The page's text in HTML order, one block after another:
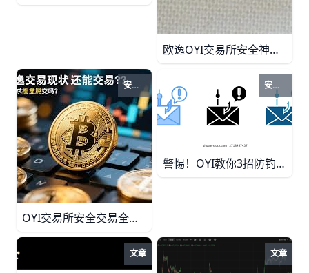
欧逸OYI交易所安全神器！3招防盗保账户 欧逸OYI交易所安全提示：掌握强密码、2FA、多重验证等实用技巧，轻松守护数字资产，远离钓鱼攻击与盗提风险。
安全提示
OYI交易所安全交易全攻略：新手必看避坑指南 在欧逸OYI交易所交易前必知的开户认证、资金安全、止损策略、防诈骗等实用指南。含真实数据案例，帮助新手避开90%风险，安全入门加密市场。
安全提示
警惕！OYI教你3招防钓鱼假网站被盗 网络钓鱼假网站泛滥，2025年损失超60亿美元！欧逸OYI教你识别可疑邮件、验证真假域名、开启2FA，简单3步远离诈骗风险。立即学习安全上网技巧。
文章 文章